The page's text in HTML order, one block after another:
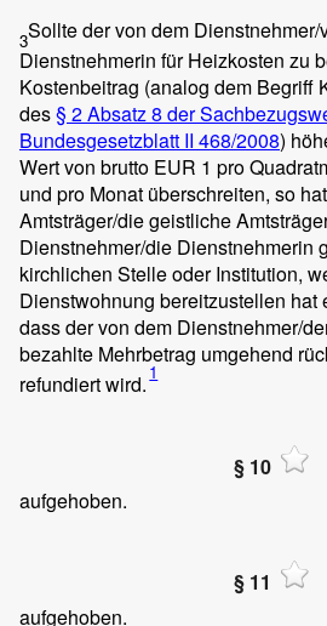
3Sollte der von dem Dienstnehmer/
Dienstnehmerin für Heizkosten zu
Kostenbeitrag (analog dem Begriff
des§ 2 Absatz 8 der
Bundesgesetzblatt II 468/2008)
Wert von brutto EUR 1 pro
und pro Monat überschreiten, so
Amtsträger/die geistliche
Dienstnehmer/die Dienstnehmerin
kirchlichen Stelle oder Institution,
Dienstwohnung bereitzustellen hat
dass der von dem Dienstnehmer/
bezahlte Mehrbetrag umgehend
refundiert wird. 1
§ 10
aufgehoben.
§ 11
aufgehoben.